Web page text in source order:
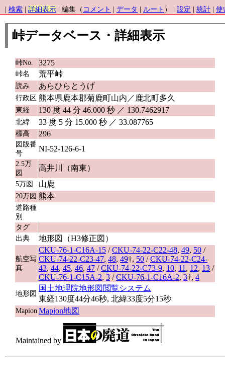
検索 詳細表示 | 編集（ コメント データ ルート ） | 設定 統計 使
峠データベース・詳細表示
峠No. 3275
峠名 荒平峠
読み あらひらとうげ
行政区 熊本県鹿本郡菊鹿町山内／鹿北町多久
東経 130 度 44 分 46.000 秒 ／ 130.7462917
北緯 33 度 5 分 15.000 秒 ／ 33.087765
標高 296
図版番
号
NI-52-126-6-1
2.5万
図
高井川（南東）
5万図 山鹿
20万図 熊本
道路種
別
タグ
出典
地形図（H3修正図）
航空写
真
CKU-76-1-C16A-15 /CKU-74-22-C22-48, 49, 50 /
CKU-74-22-C23-47, 48, 49†, 50 /CKU-74-22-C24-
43, 44, 45, 46, 47 /CKU-74-22-C73-9, 10, 11 , 12, 13 /
CKU-76-1-C15A-2, 3 /CKU-76-1-C16A-2, 3†, 4
地形図
国土地理院地形図閲覧システム
東経130度44分46秒, 北緯33度5分15秒
Mapion Mapion地図
Maintained by